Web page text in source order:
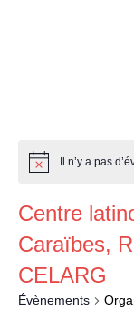
Il n’y a pas
Centre
Caraïbes,
CELARG
Évènements